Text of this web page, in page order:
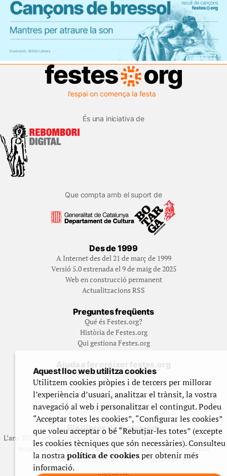
És una iniciativa de
Que compta amb el suport de
Des de 1999
A Internet des del 21 de març de 1999
Versió 5.0 estrenada el 9 de maig de 2025
Web en construcció permanent
Actualitzacions RSS
Preguntes freqüents
Qué és Festes.org?
Història de Festes.org
Qui gestiona Festes.org
Ajuda a fer créixer festes.org
Feste’n editor/contribuidor
Subscriu-t’hi/Feste’n mecenes
Contracta publicitat
Fes un donatiu puntual
Els llibres de festes.org
L’any 2012 vam posar en marxa una col·lecció editorial en format paper,
recuperant i ampliant materials que fins aleshores havien estat
exclusivament accessibles al nostre espai web. [+]
Aquest lloc web utilitza cookies
Utilitzem cookies pròpies i de tercers per millorar
l’experiència d’usuari, analitzar el trànsit, la vostra
navegació al web i personalitzar el contingut. Podeu
“Acceptar totes les cookies”, “Configurar les cookies”
que voleu acceptar o bé “Rebutjar-les totes” (excepte
les cookies tècniques que són necessàries). Consulteu
la nostrapolítica de cookiesper obtenir més
informació.